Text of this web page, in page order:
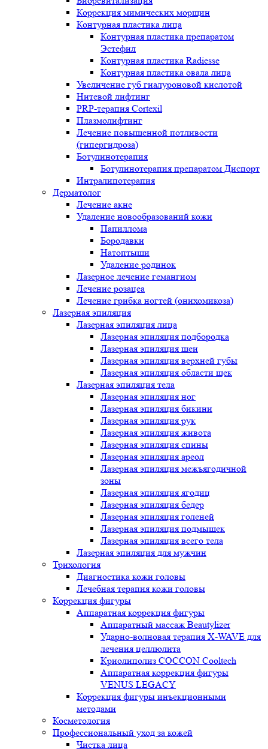
Коррекция мимических морщин
Контурная пластика лица
Контурная пластика препаратом
Эстефил
Контурная пластика Radiesse
Контурная пластика овала лица
Увеличение губ гиалуроновой кислотой
Нитевой лифтинг
PRP-терапия Cortexil
Плазмолифтинг
Лечение повышенной потливости
(гипергидроза)
Ботулинотерапия
Ботулинотерапия препаратом Диспорт
Интралипотерапия
Дерматолог
Лечение акне
Удаление новообразований кожи
Папиллома
Бородавки
Натоптыши
Удаление родинок
Лазерное лечение гемангиом
Лечение розацеа
Лечение грибка ногтей (онихомикоза)
Лазерная эпиляция
Лазерная эпиляция лица
Лазерная эпиляция подбородка
Лазерная эпиляция шеи
Лазерная эпиляция верхней губы
Лазерная эпиляция области щек
Лазерная эпиляция тела
Лазерная эпиляция ног
Лазерная эпиляция бикини
Лазерная эпиляция рук
Лазерная эпиляция живота
Лазерная эпиляция спины
Лазерная эпиляция ареол
Лазерная эпиляция межъягодичной
зоны
Лазерная эпиляция ягодиц
Лазерная эпиляция бедер
Лазерная эпиляция голеней
Лазерная эпиляция подмышек
Лазерная эпиляция всего тела
Лазерная эпиляция для мужчин
Трихология
Диагностика кожи головы
Лечебная терапия кожи головы
Коррекция фигуры
Аппаратная коррекция фигуры
Аппаратный массаж Beautylizer
Ударно-волновая терапия X-WAVE для
лечения целлюлита
Криолиполиз COCCON Cooltech
Аппаратная коррекция фигуры
VENUS LEGACY
Коррекция фигуры инъекционными
методами
Косметология
Профессиональный уход за кожей
Чистка лица